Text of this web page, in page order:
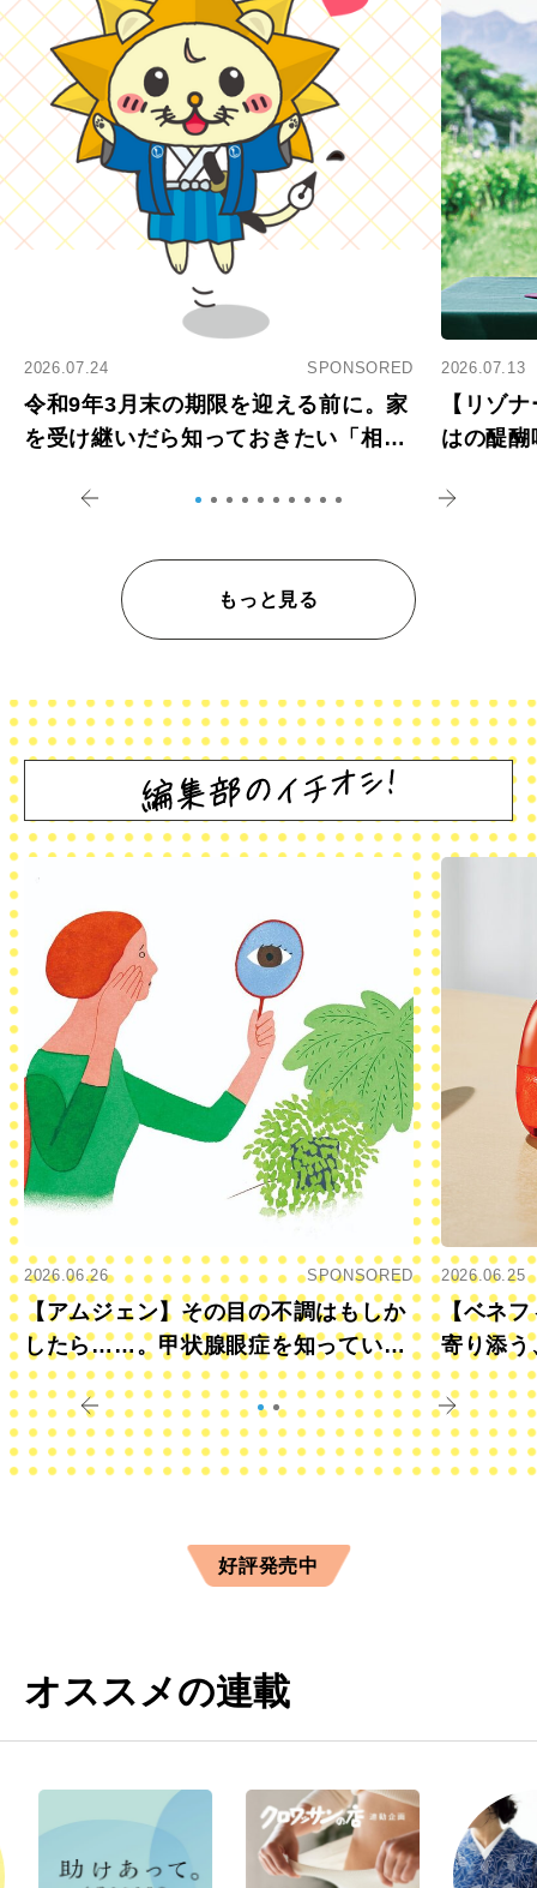
2026.07.24 SPONSORED
令和9年3月末の期限を迎える前に。家
を受け継いだら知っておきたい「相続
2026.07.13
【リゾ
はの醍
もっと見る
2026.06.26 SPONSORED
【アムジェン】その目の不調はもしか
したら……。甲状腺眼症を知っていま
すか？
2026.06.25
【ベネフ
寄り添う
きに
好評発売中
オススメの連載